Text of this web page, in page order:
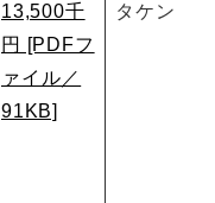
13,500千
円 [PDFフ
ァイル／
91KB]
タケン